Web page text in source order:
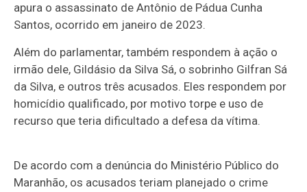
apura o assassinato de Antônio de Pádua Cunha
Santos, ocorrido em janeiro de 2023.
Além do parlamentar, também respondem à ação o
irmão dele, Gildásio da Silva Sá, o sobrinho Gilfran Sá
da Silva, e outros três acusados. Eles respondem por
homicídio qualificado, por motivo torpe e uso de
recurso que teria dificultado a defesa da vítima.
De acordo com a denúncia do Ministério Público do
Maranhão, os acusados teriam planejado o crime